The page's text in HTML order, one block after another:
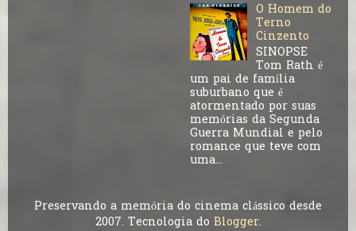
O Homem do
Terno
Cinzento
SINOPSE
Tom Rath é
um pai de família
suburbano que é
atormentado por suas
memórias da Segunda
Guerra Mundial e pelo
romance que teve com
uma...
Preservando a memória do cinema clássico desde
2007. Tecnologia do Blogger.